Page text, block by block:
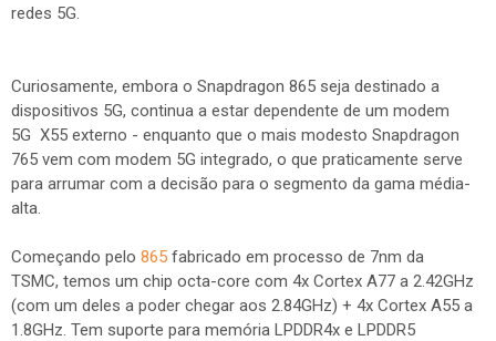
redes 5G.
Curiosamente, embora o Snapdragon 865 seja destinado a
dispositivos 5G, continua a estar dependente de um modem
5G X55 externo - enquanto que o mais modesto Snapdragon
765 vem com modem 5G integrado, o que praticamente serve
para arrumar com a decisão para o segmento da gama média-
alta.
Começando pelo 865 fabricado em processo de 7nm da
TSMC, temos um chip octa-core com 4x Cortex A77 a 2.42GHz
(com um deles a poder chegar aos 2.84GHz) + 4x Cortex A55 a
1.8GHz. Tem suporte para memória LPDDR4x e LPDDR5